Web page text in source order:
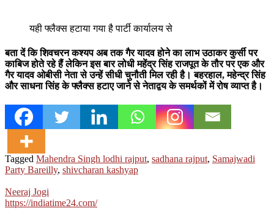
यही फ्लैक्स हटाया गया है पार्टी कार्यालय से
बता दें कि शिवचरन कश्यप अब तक गैर यादव होने का लाभ उठाकर कुर्सी पर
काबिज होते रहे हैं लेकिन इस बार लोधी महेंद्र सिंह राजपूत के तौर पर एक और
गैर यादव ओबीसी नेता से उन्हें सीधी चुनौती मिल रही है। बहरहाल, महेन्द्र सिंह
और साधना सिंह के फ्लैक्स हटाए जाने से नेताद्वय के समर्थकों में रोष व्याप्त है।
Tagged Mahendra Singh lodhi rajput, sadhana rajput, Samajwadi
Party Bareilly, shivcharan kashyap
Neeraj Jogi
https://indiatime24.com/